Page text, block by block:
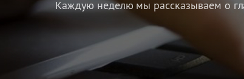
Каждую неделю мы рассказываем о